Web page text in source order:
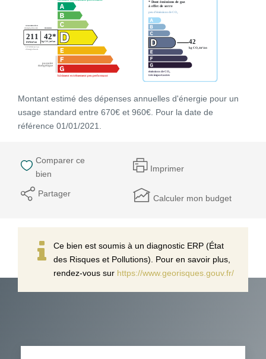
Montant estimé des dépenses annuelles d'énergie pour un
usage standard entre 670€ et 960€. Pour la date de
référence 01/01/2021.
Comparer ce
bien
Imprimer
Partager Calculer mon budget
Ce bien est soumis à un diagnostic ERP (État
des Risques et Pollutions). Pour en savoir plus,
rendez-vous sur https://www.georisques.gouv.fr/